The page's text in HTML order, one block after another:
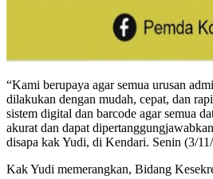
“Kami berupaya agar semua urusan
dilakukan dengan mudah, cepat, dan
sistem digital dan barcode agar semua
akurat dan dapat
disapa kak Yudi, di Kendari. Senin (3/
Kak Yudi memerangkan, Bidang